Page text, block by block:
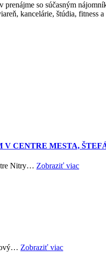
so súčasným
kancelárie, štúdia, fitness a
CENTRE MESTA,
Nitry… Zobraziť viac
Zobraziť viac